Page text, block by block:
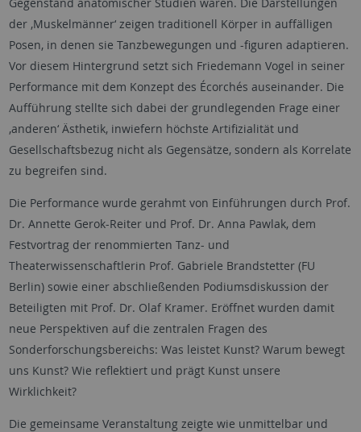
der ‚Muskelmänner‘ zeigen traditionell Körper in auffälligen
Posen, in denen sie Tanzbewegungen und -figuren adaptieren.
Vor diesem Hintergrund setzt sich Friedemann Vogel in seiner
Performance mit dem Konzept des Écorchés auseinander. Die
Aufführung stellte sich dabei der grundlegenden Frage einer
,anderen‘ Ästhetik, inwiefern höchste Artifizialität und
Gesellschaftsbezug nicht als Gegensätze, sondern als Korrelate
zu begreifen sind.
Die Performance wurde gerahmt von Einführungen durch Prof.
Dr. Annette Gerok-Reiter und Prof. Dr. Anna Pawlak, dem
Festvortrag der renommierten Tanz- und
Theaterwissenschaftlerin Prof. Gabriele Brandstetter (FU
Berlin) sowie einer abschließenden Podiumsdiskussion der
Beteiligten mit Prof. Dr. Olaf Kramer. Eröffnet wurden damit
neue Perspektiven auf die zentralen Fragen des
Sonderforschungsbereichs: Was leistet Kunst? Warum bewegt
uns Kunst? Wie reflektiert und prägt Kunst unsere
Wirklichkeit?
Die gemeinsame Veranstaltung zeigte wie unmittelbar und